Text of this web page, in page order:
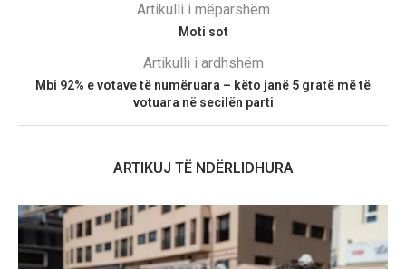
Artikulli i mëparshëm
Moti sot
Artikulli i ardhshëm
Mbi 92% e votave të numëruara – këto janë 5 gratë më të
votuara në secilën parti
ARTIKUJ TË NDËRLIDHURA